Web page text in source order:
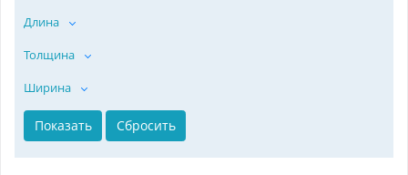
Длина
Толщина
Ширина